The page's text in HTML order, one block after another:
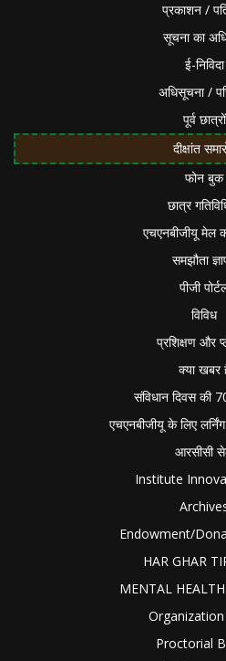
प्रकाशन /
सूचना का
ई-निविदा
अधिसूचना /
पूर्व छात्रों
दीक्षांत
फोन बुक
छात्र
एचएनबीजीयू मेल
समझौता
पीजी
विविध
प्रशिक्षण और
क्या खबर
संविधान दिवस की
एचएनबीजीयू के लिए
आरसीसी
Institute
Endowment/
HAR GHAR
MENTAL
Proctorial